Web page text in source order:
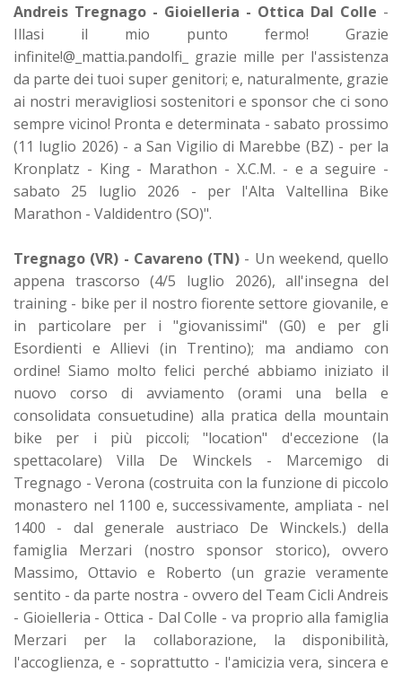
Andreis Tregnago - Gioielleria - Ottica Dal Colle -
Illasi il mio punto fermo! Grazie
infinite!@_mattia.pandolfi_ grazie mille per l'assistenza
da parte dei tuoi super genitori; e, naturalmente, grazie
ai nostri meravigliosi sostenitori e sponsor che ci sono
sempre vicino! Pronta e determinata - sabato prossimo
(11 luglio 2026) - a San Vigilio di Marebbe (BZ) - per la
Kronplatz - King - Marathon - X.C.M. - e a seguire -
sabato 25 luglio 2026 - per l'Alta Valtellina Bike
Marathon - Valdidentro (SO)".
Tregnago (VR) - Cavareno (TN) - Un weekend, quello
appena trascorso (4/5 luglio 2026), all'insegna del
training - bike per il nostro fiorente settore giovanile, e
in particolare per i "giovanissimi" (G0) e per gli
Esordienti e Allievi (in Trentino); ma andiamo con
ordine! Siamo molto felici perché abbiamo iniziato il
nuovo corso di avviamento (orami una bella e
consolidata consuetudine) alla pratica della mountain
bike per i più piccoli; "location" d'eccezione (la
spettacolare) Villa De Winckels - Marcemigo di
Tregnago - Verona (costruita con la funzione di piccolo
monastero nel 1100 e, successivamente, ampliata - nel
1400 - dal generale austriaco De Winckels.) della
famiglia Merzari (nostro sponsor storico), ovvero
Massimo, Ottavio e Roberto (un grazie veramente
sentito - da parte nostra - ovvero del Team Cicli Andreis
- Gioielleria - Ottica - Dal Colle - va proprio alla famiglia
Merzari per la collaborazione, la disponibilità,
l'accoglienza, e - soprattutto - l'amicizia vera, sincera e